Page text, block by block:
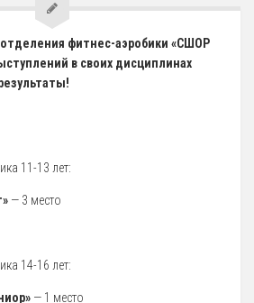
поля
фитнес-аэробики «СШОР
в своих дисциплинах
11-13 лет:
— 3 место
14-16 лет:
— 1 место